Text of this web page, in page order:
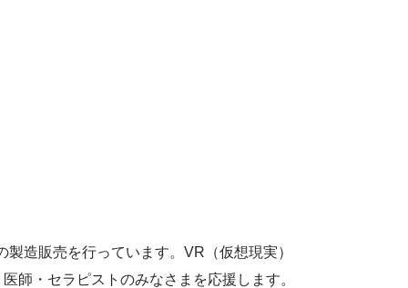
造販売を行っています。VR（仮想現実）
師・セラピストのみなさまを応援します。